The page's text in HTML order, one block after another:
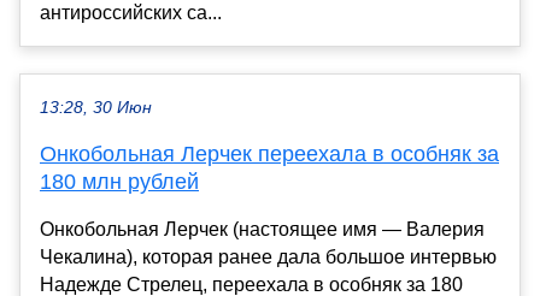
антироссийских са...
13:28, 30 Июн
Онкобольная Лерчек переехала в особняк за
180 млн рублей
Онкобольная Лерчек (настоящее имя — Валерия
Чекалина), которая ранее дала большое интервью
Надежде Стрелец, переехала в особняк за 180